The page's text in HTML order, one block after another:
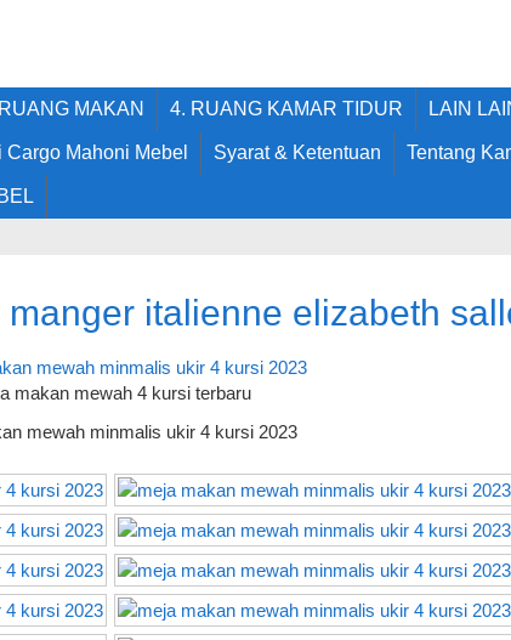
MAKAN 4. RUANG KAMAR TIDUR LAIN
Cargo Mahoni Mebel Syarat & Ketentuan Tentang
italienne elizabeth
makan mewah 4 kursi terbaru
mewah minmalis ukir 4 kursi 2023